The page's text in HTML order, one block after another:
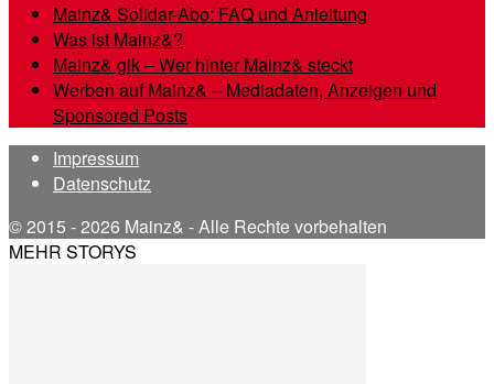
Mainz& Solidar-Abo: FAQ und Anleitung
Was ist Mainz&?
Mainz& gik – Wer hinter Mainz& steckt
Werben auf Mainz& – Mediadaten, Anzeigen und
Sponsored Posts
Impressum
Datenschutz
© 2015 - 2026 Mainz& - Alle Rechte vorbehalten
MEHR STORYS